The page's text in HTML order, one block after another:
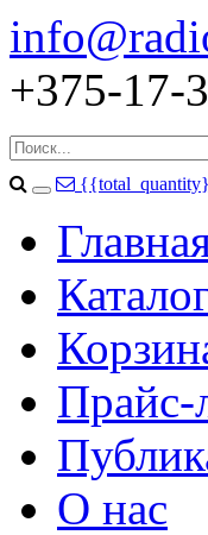
+375-17-
Прайс-
О нас